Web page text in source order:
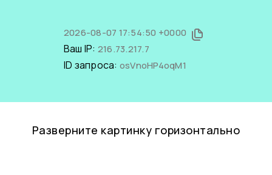
2026-08-07 17:54:50 +0000
Ваш IP: 216.73.217.7
ID запроса: osVnoHP4oqM1
Разверните картинку горизонтально